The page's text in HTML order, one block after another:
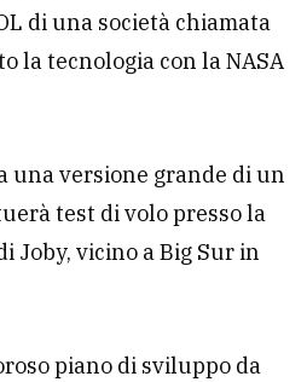
di una società chiamata
la tecnologia con la NASA
una versione grande di un
test di volo presso la
Joby, vicino a Big Sur in
piano di sviluppo da